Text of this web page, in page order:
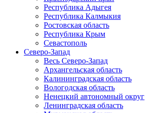
Республика Адыгея
Республика Калмыкия
Ростовская область
Республика Крым
Севастополь
Северо-Запад
Весь Северо-Запад
Архангельская область
Калининградская область
Вологодская область
Ненецкий автономный округ
Ленинградская область